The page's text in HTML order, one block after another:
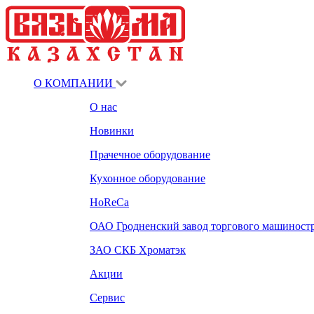
О КОМПАНИИ
О нас
Новинки
Прачечное оборудование
Кухонное оборудование
HoReCa
ОАО Гродненский завод торгового
ЗАО СКБ Хроматэк
Акции
Сервис